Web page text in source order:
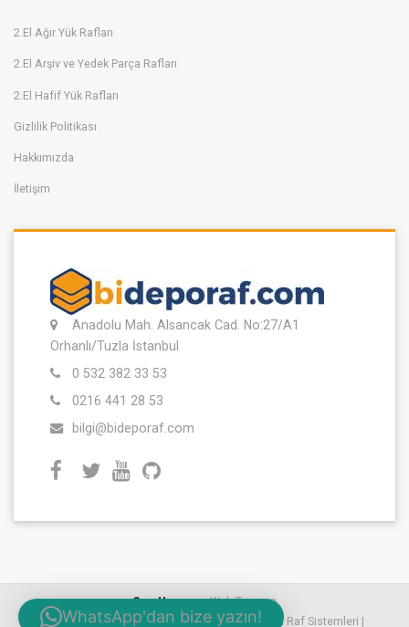
2.El Ağır Yük Rafları
2.El Arşiv ve Yedek Parça Rafları
2.El Hafif Yük Rafları
Gizlilik Politikası
Hakkımızda
İletişim
Anadolu Mah. Alsancak Cad. No:27/A1
Orhanlı/Tuzla İstanbul
0 532 382 33 53
0216 441 28 53
bilgi@bideporaf.com
Seo Uzmanı- Web Tasarım
Copyright © 2024 Tüm Hakları Saklıdır | İkinci El Raf Sistemleri |
WhatsApp'dan bize yazın!